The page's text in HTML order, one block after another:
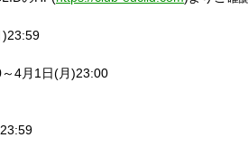
)23:59
4月1日(月)23:00